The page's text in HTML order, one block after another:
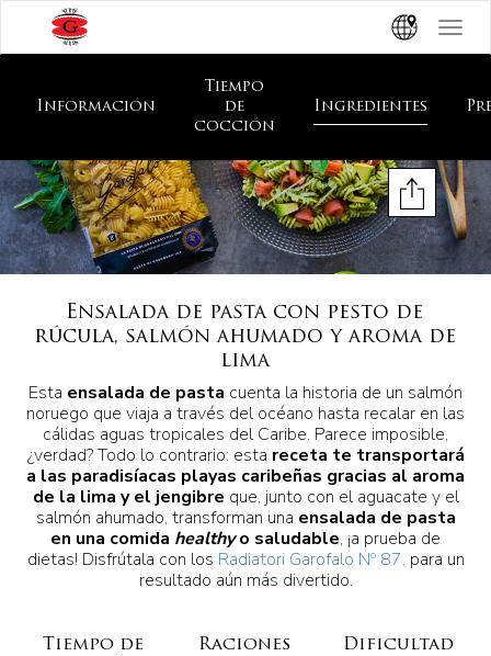
Toggle
Ensalada de pasta con pesto de
rúcula, salmón ahumado y aroma de
lima
Esta ensalada de pasta cuenta la historia de un salmón
noruego que viaja a través del océano hasta recalar en las
cálidas aguas tropicales del Caribe. Parece imposible,
¿verdad? Todo lo contrario: esta receta te transportará
a las paradisíacas playas caribeñas gracias al aroma
de la lima y el jengibre que, junto con el aguacate y el
salmón ahumado, transforman una ensalada de pasta
en una comida healthyo saludable, ¡a prueba de
dietas! Disfrútala con los Radiatori Garofalo Nº 87, para un
resultado aún más divertido.
Información
Tiempo
de
cocción
Ingredientes
Tiempo de
Raciones Dificultad